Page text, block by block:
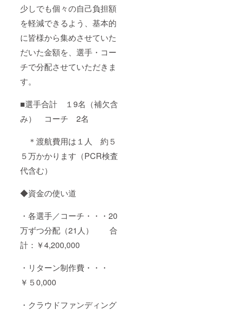
少しでも個々の自己負担額
を軽減できるよう、基本的
に皆様から集めさせていた
だいた金額を、選手・コー
チで分配させていただきま
す。
■選手合計 １9名（補欠含
み） コーチ 2名
＊渡航費用は１人 約５
５万かかります（PCR検査
代含む）
◆資金の使い道
・各選手／コーチ・・・20
万ずつ分配（21人） 合
計：￥4,200,000
・リターン制作費・・・
￥５0,000
・クラウドファンディング